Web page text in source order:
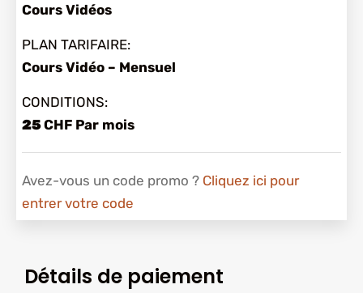
Cours Vidéos
PLAN TARIFAIRE:
Cours Vidéo – Mensuel
CONDITIONS:
25CHF Par mois
Avez-vous un code promo ? Cliquez ici pour
entrer votre code
Détails de paiement